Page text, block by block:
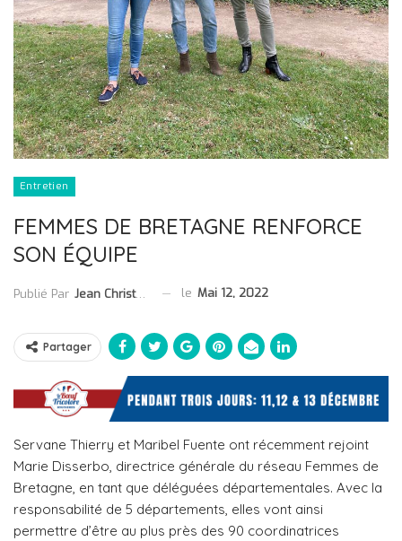
Entretien
FEMMES DE BRETAGNE RENFORCE
SON ÉQUIPE
Publié Par Jean Christophe Collet le Mai 12, 2022
Partager
Servane Thierry et Maribel Fuente ont récemment rejoint
Marie Disserbo, directrice générale du réseau Femmes de
Bretagne, en tant que déléguées départementales. Avec la
responsabilité de 5 départements, elles vont ainsi
permettre d’être au plus près des 90 coordinatrices